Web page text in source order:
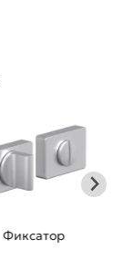
Фиксатор